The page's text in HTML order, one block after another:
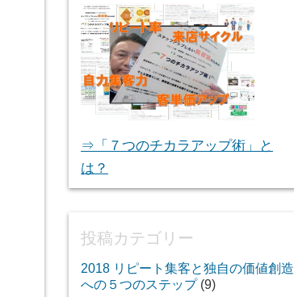
⇒「７つのチカラアップ術」と
は？
投稿カテゴリー
2018 リピート集客と独自の価値創造
への５つのステップ(9)